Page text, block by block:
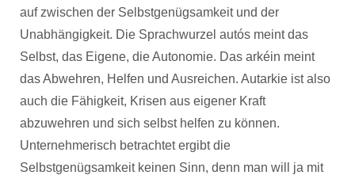
auf zwischen der Selbstgenügsamkeit und der
Unabhängigkeit. Die Sprachwurzel autós meint das
Selbst, das Eigene, die Autonomie. Das arkéin meint
das Abwehren, Helfen und Ausreichen. Autarkie ist also
auch die Fähigkeit, Krisen aus eigener Kraft
abzuwehren und sich selbst helfen zu können.
Unternehmerisch betrachtet ergibt die
Selbstgenügsamkeit keinen Sinn, denn man will ja mit